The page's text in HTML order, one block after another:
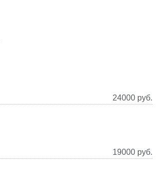
24000 руб.
19000 руб.